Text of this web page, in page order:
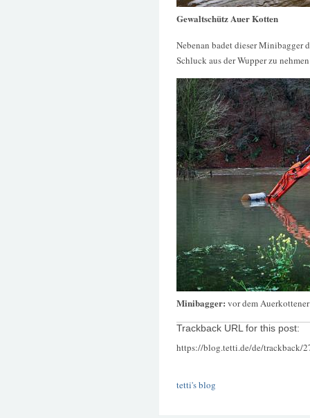
Gewaltschütz Auer Kotten
Nebenan badet dieser Minibagger
Schluck aus der Wupper zu
Minibagger: vor dem
Trackback URL for this post:
https://blog.tetti.de/de/trackback/
tetti's blog